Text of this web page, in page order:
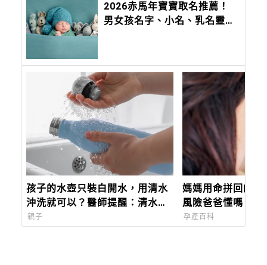
2026赤馬年寶寶取名推薦！
男女孩名字、小名、乳名靈感
孩子的水壺只裝白開水，用清水
沖洗就可以？醫師提醒：清水洗
不掉生物膜
親子
媽媽用命拼回的孩
風險爸爸懂嗎？
孕產百科